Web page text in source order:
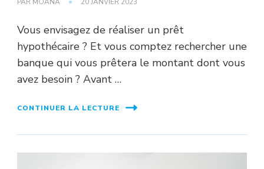
Vous envisagez de réaliser un prêt
hypothécaire ? Et vous comptez rechercher une
banque qui vous prêtera le montant dont vous
avez besoin ? Avant …
CONTINUER LA LECTURE